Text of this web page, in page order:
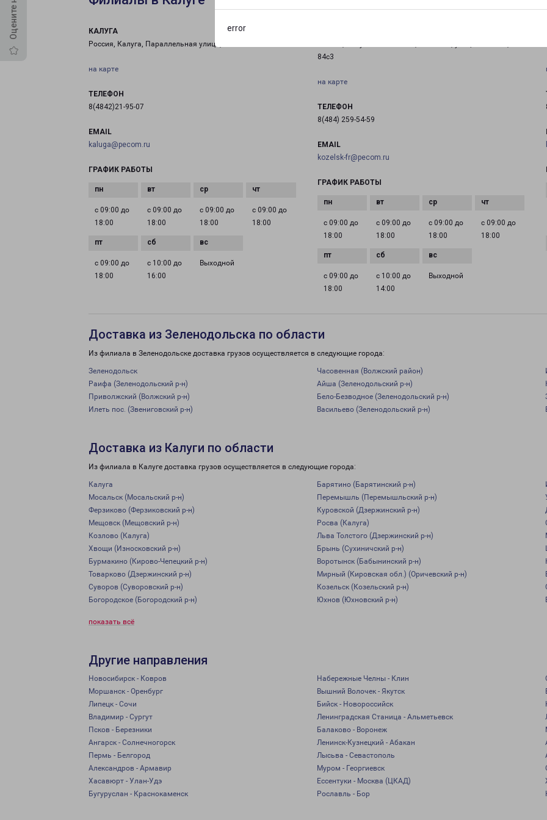
error
КАЛУГА
Россия, Калуга, Параллельная улица, 11с22
на карте
ТЕЛЕФОН
8(4842)21-95-07
EMAIL
kaluga@pecom.ru
ГРАФИК РАБОТЫ
с 09:00 до
18:00
с 09:00 до
18:00
с 09:00 до
18:00
с 09:00 до
18:00
с 09:00 до
18:00
с 10:00 до
16:00
Выходной
84с3
на карте
ТЕЛЕФОН
8(484) 259-54-59
EMAIL
kozelsk-fr@pecom.ru
ГРАФИК РАБОТЫ
с 09:00 до
18:00
с 09:00 до
18:00
с 09:00 до
18:00
с 09:00 до
18:00
с 09:00 до
18:00
с 10:00 до
14:00
Выходной
Доставка из Зеленодольска по области
Из филиала в Зеленодольске доставка грузов осуществляется в следующие города:
Зеленодольск Часовенная (Волжский район)
Раифа (Зеленодольский р-н)
Айша (Зеленодольский р-н)
Приволжский (Волжский р-н)
Бело-Безводное (Зеленодольский р-н)
Илеть пос. (Звениговский р-н)
Васильево (Зеленодольский р-н)
Доставка из Калуги по области
Из филиала в Калуге доставка грузов осуществляется в следующие города:
Калуга Барятино (Барятинский р-н)
Мосальск (Мосальский р-н)
Перемышль (Перемышльский р-н)
Ферзиково (Ферзиковский р-н)
Куровской (Дзержинский р-н)
Мещовск (Мещовский р-н)
Росва (Калуга)
Козлово (Калуга)
Льва Толстого (Дзержинский р-н)
Хвощи (Износковский р-н)
Брынь (Сухиничский р-н)
Бурмакино (Кирово-Чепецкий р-н)
Воротынск (Бабынинский р-н)
Товарково (Дзержинский р-н)
Мирный (Кировская обл.) (Оричевский р-н)
Суворов (Суворовский р-н)
Козельск (Козельский р-н)
Богородское (Богородский р-н)
Юхнов (Юхновский р-н)
показать всё
Другие направления
Новосибирск - Ковров Набережные Челны - Клин
Моршанск - Оренбург
Вышний Волочек - Якутск
Липецк - Сочи
Бийск - Новороссийск
Владимир - Сургут
Ленинградская Станица - Альметьевск
Псков - Березники
Балаково - Воронеж
Ангарск - Солнечногорск
Ленинск-Кузнецкий - Абакан
Пермь - Белгород
Лысьва - Севастополь
Александров - Армавир
Муром - Георгиевск
Хасавюрт - Улан-Удэ
Ессентуки - Москва (ЦКАД)
Бугуруслан - Краснокаменск
Рославль - Бор